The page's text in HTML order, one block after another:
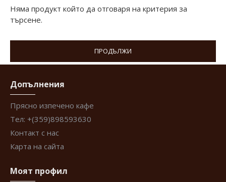
Няма продукт който да отговаря на критерия за
търсене.
ПРОДЪЛЖИ
Допълнения
Прясно изпечено кафе
Тел: +(359)898593630
Контакт с нас
Карта на сайта
Моят профил